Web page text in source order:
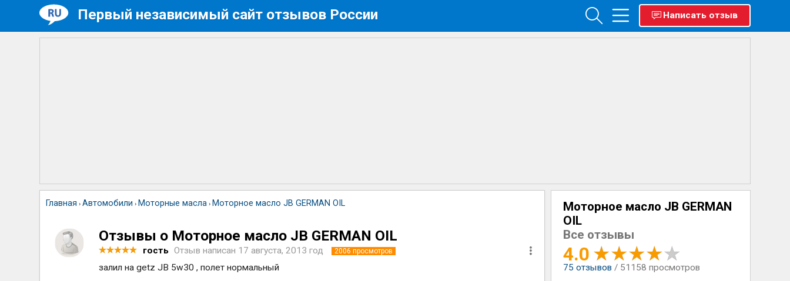
Первый независимый сайт отзывов России Написать отзыв
Главная ›Автомобили › Моторные масла › Моторное масло JB GERMAN OIL
Отзывы о Моторное масло JB GERMAN OIL
гость Отзыв написан 17 августа, 2013 год 2006 просмотров
залил на getz JB 5w30 , полет нормальный
Моторное масло JB GERMAN
OIL
Все отзывы
4.0
75 отзывов / 51158 просмотров